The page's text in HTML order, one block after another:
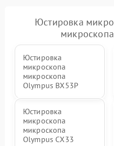
Юстировка
Юстировка
микроскопа
микроскопа
Olympus BX53P
Юстировка
микроскопа
микроскопа
Olympus СX33